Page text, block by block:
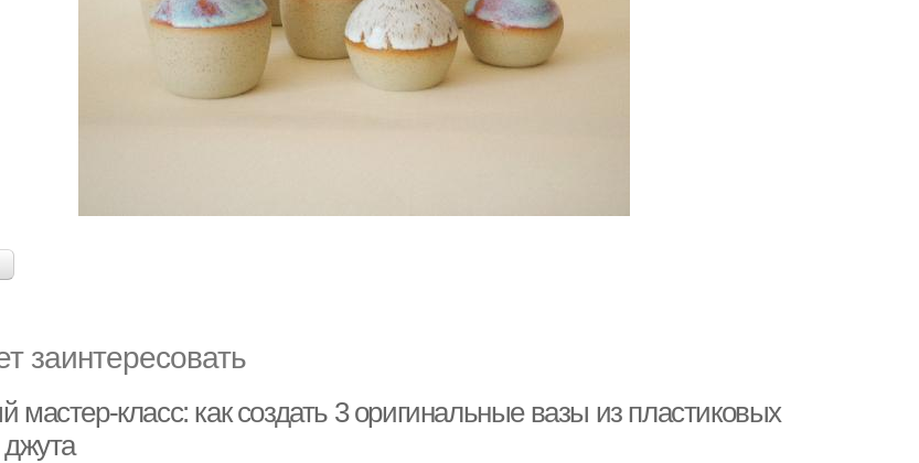
заинтересовать
мастер-класс: как создать 3 оригинальные вазы из пластиковых